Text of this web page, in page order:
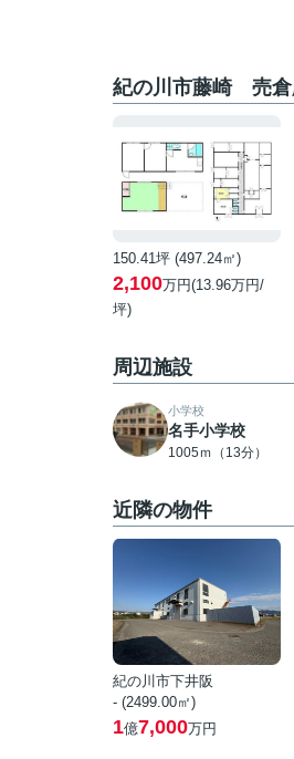
紀の川市藤崎 売倉
150.41坪 (497.24㎡)
2,100万円(13.96万円/
坪)
周辺施設
小学校
名手小学校
1005ｍ（13分）
近隣の物件
紀の川市下井阪
- (2499.00㎡)
1億7,000万円